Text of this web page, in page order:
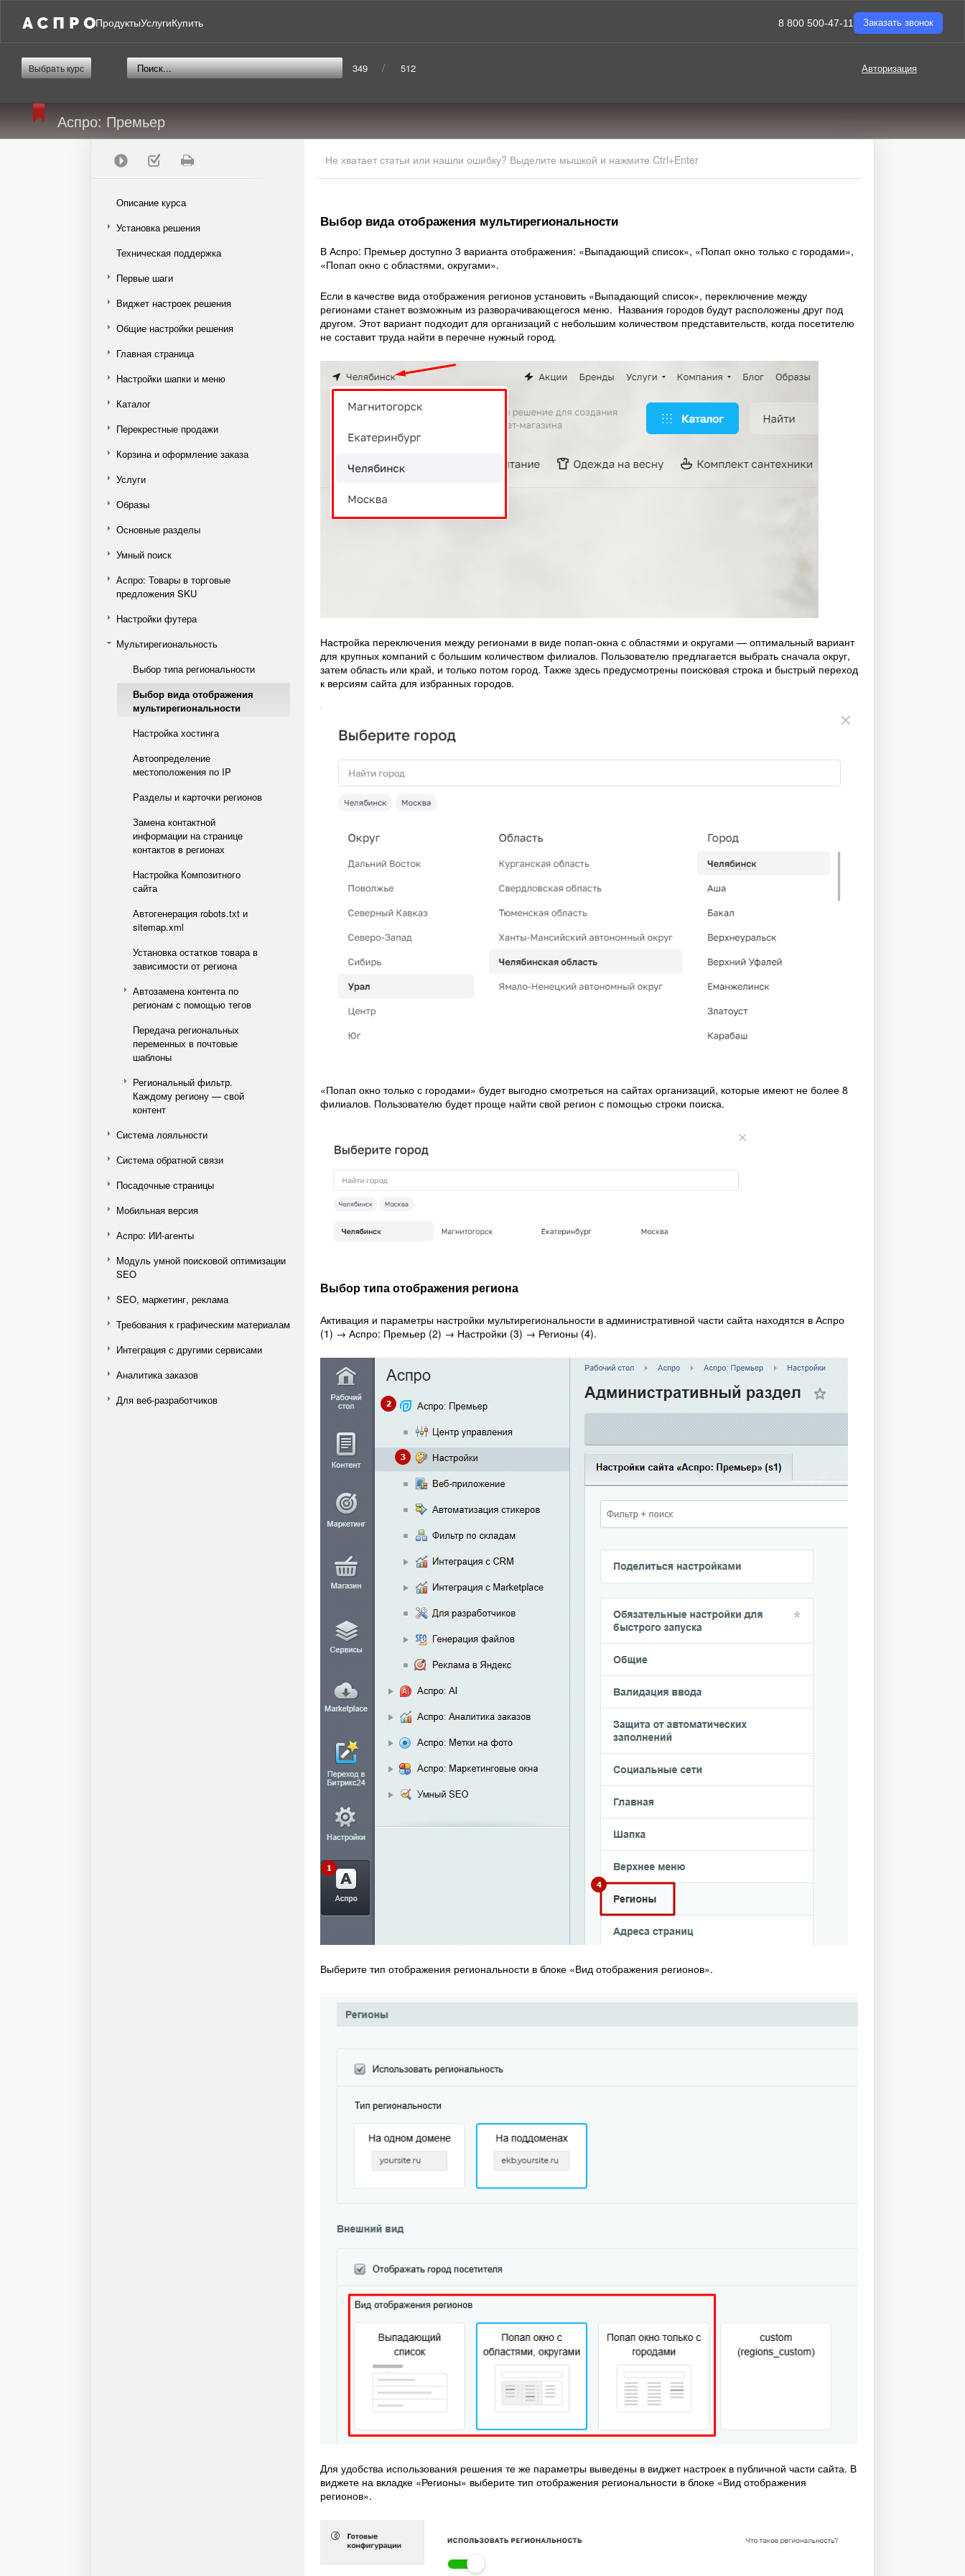
ПродуктыУслугиКупить 8 800 500-47-11 Заказать звонок
Авторизация
Выбрать курс 349 / 512
Аспро: Премьер
Описание курса
Установка решения
Техническая поддержка
Первые шаги
Виджет настроек решения
Общие настройки решения
Главная страница
Настройки шапки и меню
Каталог
Перекрестные продажи
Корзина и оформление заказа
Услуги
Образы
Основные разделы
Умный поиск
Аспро: Товары в торговые
предложения SKU
Настройки футера
Мультирегиональность
Выбор типа региональности
Выбор вида отображения
мультирегиональности
Настройка хостинга
Автоопределение
местоположения по IP
Разделы и карточки регионов
Замена контактной
информации на странице
контактов в регионах
Настройка Композитного
сайта
Автогенерация robots.txt и
sitemap.xml
Установка остатков товара в
зависимости от региона
Автозамена контента по
регионам с помощью тегов
Передача региональных
переменных в почтовые
шаблоны
Региональный фильтр.
Каждому региону — свой
контент
Система лояльности
Система обратной связи
Посадочные страницы
Мобильная версия
Аспро: ИИ-агенты
Модуль умной поисковой оптимизации
SEO
SEO, маркетинг, реклама
Требования к графическим материалам
Интеграция с другими сервисами
Аналитика заказов
Для веб-разработчиков
Не хватает статьи или нашли ошибку? Выделите мышкой и нажмите Ctrl+Enter
Выбор вида отображения мультирегиональности
В Аспро: Премьер доступно 3 варианта отображения: «Выпадающий список», «Попап окно только с городами»,
«Попап окно с областями, округами».
Если в качестве вида отображения регионов установить «Выпадающий список», переключение между
регионами станет возможным из разворачивающегося меню. Названия городов будут расположены друг под
другом. Этот вариант подходит для организаций с небольшим количеством представительств, когда посетителю
не составит труда найти в перечне нужный город.
Настройка переключения между регионами в виде попап-окна с областями и округами — оптимальный вариант
для крупных компаний с большим количеством филиалов. Пользователю предлагается выбрать сначала округ,
затем область или край, и только потом город. Также здесь предусмотрены поисковая строка и быстрый переход
к версиям сайта для избранных городов.
«Попап окно только с городами» будет выгодно смотреться на сайтах организаций, которые имеют не более 8
филиалов. Пользователю будет проще найти свой регион с помощью строки поиска.
Выбор типа отображения региона
Активация и параметры настройки мультирегиональности в административной части сайта находятся в Аспро
(1) → Аспро: Премьер (2) → Настройки (3) → Регионы (4).
Выберите тип отображения региональности в блоке «Вид отображения регионов».
Для удобства использования решения те же параметры выведены в виджет настроек в публичной части сайта. В
виджете на вкладке «Регионы» выберите тип отображения региональности в блоке «Вид отображения
регионов».